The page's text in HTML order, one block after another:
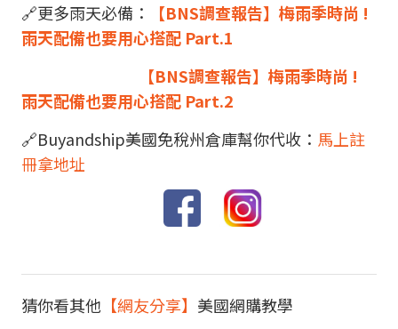
🔗更多雨天必備：
【BNS調查報告】梅雨季時尚 !
雨天配備也要用心搭配 Part.1
【BNS調查報告】梅雨季時尚 !
雨天配備也要用心搭配 Part.2
🔗Buyandship美國免稅州倉庫幫你代收： 馬上註
冊拿地址
猜你看其他 【網友分享】 美國網購教學